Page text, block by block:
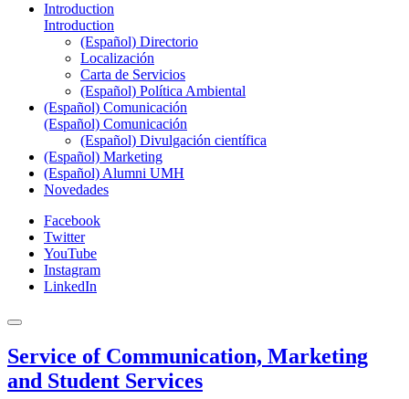
Introduction
Introduction
(Español) Directorio
Localización
Carta de Servicios
(Español) Política Ambiental
(Español) Comunicación
(Español) Comunicación
(Español) Divulgación científica
(Español) Marketing
(Español) Alumni UMH
Novedades
Facebook
Twitter
YouTube
Instagram
LinkedIn
Service of Communication, Marketing
and Student Services